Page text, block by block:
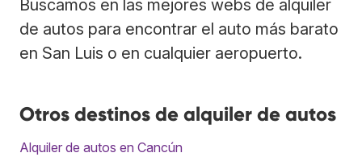
Buscamos en las mejores webs de alquiler
de autos para encontrar el auto más barato
en San Luis o en cualquier aeropuerto.
Otros destinos de alquiler de autos
Alquiler de autos en Cancún